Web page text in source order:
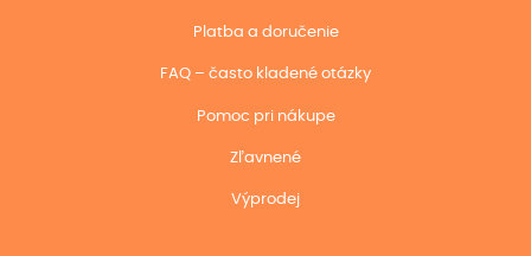
Platba a doručenie
FAQ – často kladené otázky
Pomoc pri nákupe
Zľavnené
Výprodej